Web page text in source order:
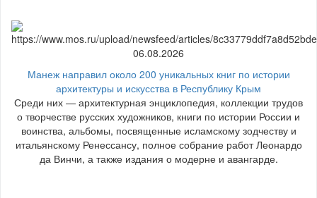
06.08.2026
Манеж направил около 200 уникальных книг по истории
архитектуры и искусства в Республику Крым
Среди них — архитектурная энциклопедия, коллекции трудов
о творчестве русских художников, книги по истории России и
воинства, альбомы, посвященные исламскому зодчеству и
итальянскому Ренессансу, полное собрание работ Леонардо
да Винчи, а также издания о модерне и авангарде.